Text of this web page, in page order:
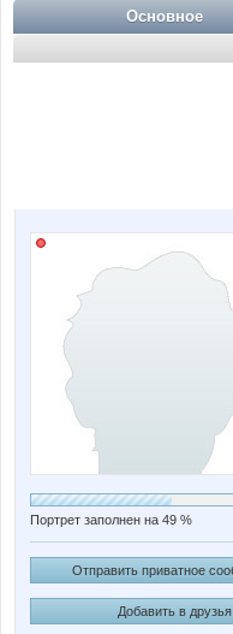
Основное
Портрет заполнен на 49 %
Отправить приватное
Добавить в друзья